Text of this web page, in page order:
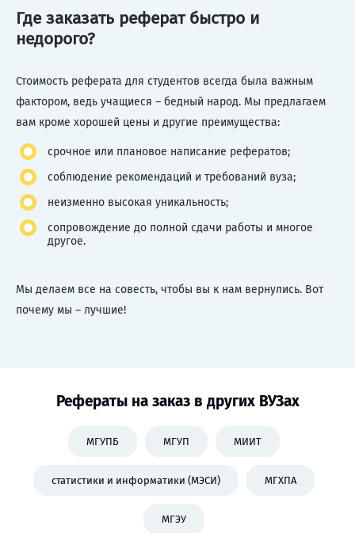
Где заказать реферат быстро и
недорого?
Стоимость реферата для студентов всегда была важным
фактором, ведь учащиеся – бедный народ. Мы предлагаем
вам кроме хорошей цены и другие преимущества:
срочное или плановое написание рефератов;
соблюдение рекомендаций и требований вуза;
неизменно высокая уникальность;
сопровождение до полной сдачи работы и многое
другое.
Мы делаем все на совесть, чтобы вы к нам вернулись. Вот
почему мы – лучшие!
Рефераты на заказ в других ВУЗах
МГУПБ МГУП МИИТ
статистики и информатики (МЭСИ) МГХПА
МГЭУ